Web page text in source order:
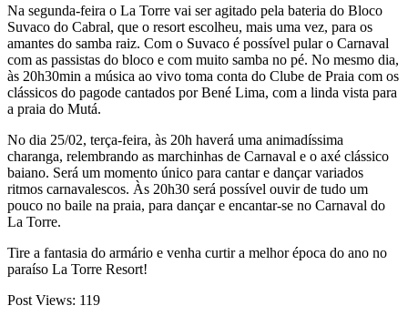
Na segunda-feira o La Torre vai ser agitado pela bateria do Bloco
Suvaco do Cabral, que o resort escolheu, mais uma vez, para os
amantes do samba raiz. Com o Suvaco é possível pular o Carnaval
com as passistas do bloco e com muito samba no pé. No mesmo dia,
às 20h30min a música ao vivo toma conta do Clube de Praia com os
clássicos do pagode cantados por Bené Lima, com a linda vista para
a praia do Mutá.
No dia 25/02, terça-feira, às 20h haverá uma animadíssima
charanga, relembrando as marchinhas de Carnaval e o axé clássico
baiano. Será um momento único para cantar e dançar variados
ritmos carnavalescos. Às 20h30 será possível ouvir de tudo um
pouco no baile na praia, para dançar e encantar-se no Carnaval do
La Torre.
Tire a fantasia do armário e venha curtir a melhor época do ano no
paraíso La Torre Resort!
Post Views: 119